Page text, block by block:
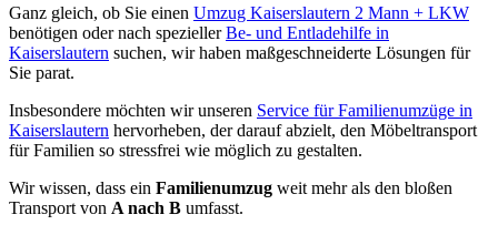
Ganz gleich, ob Sie einen Umzug Kaiserslautern 2 Mann + LKW
benötigen oder nach speziellerBe- und Entladehilfe in
Kaiserslautern suchen, wir haben maßgeschneiderte Lösungen für
Sie parat.
Insbesondere möchten wir unseren Service für Familienumzüge in
Kaiserslautern hervorheben, der darauf abzielt, den Möbeltransport
für Familien so stressfrei wie möglich zu gestalten.
Wir wissen, dass ein Familienumzug weit mehr als den bloßen
Transport von A nach B umfasst.